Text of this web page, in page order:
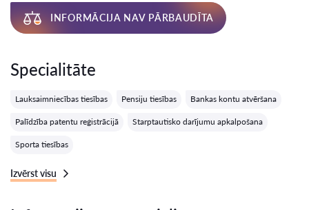
INFORMĀCIJA NAV PĀRBAUDĪTA
Specialitāte
Lauksaimniecības tiesības Pensiju tiesības Bankas kontu atvēršana
Palīdzība patentu reģistrācijā Starptautisko darījumu apkalpošana
Sporta tiesības
Izvērst visu